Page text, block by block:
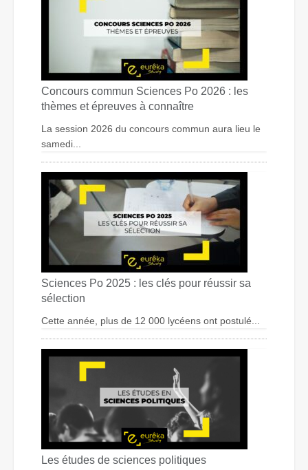
Concours commun Sciences Po 2026 : les
thèmes et épreuves à connaître
La session 2026 du concours commun aura lieu le
samedi...
Sciences Po 2025 : les clés pour réussir sa
sélection
Cette année, plus de 12 000 lycéens ont postulé...
Les études de sciences politiques